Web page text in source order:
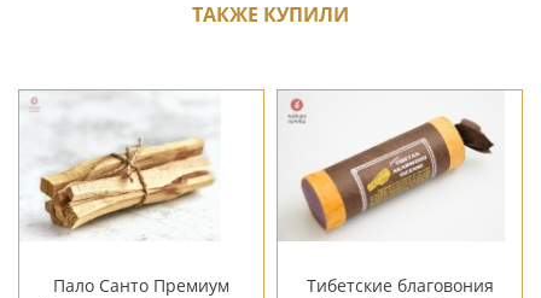
ТАКЖЕ КУПИЛИ
Пало Санто Премиум
Тибетские благовония